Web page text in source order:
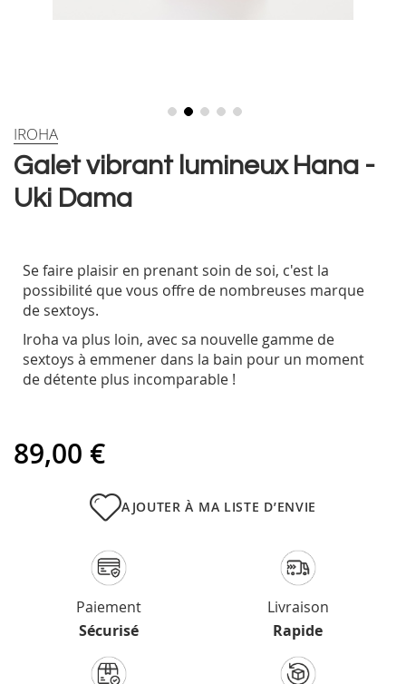
Skip
the
beginning
Galet vibrant lumineux Hana -
Uki Dama
IROHA
Se faire plaisir en prenant soin de soi, c'est la
possibilité que vous offre de nombreuses marque
de sextoys.
Iroha va plus loin, avec sa nouvelle gamme de
sextoys à emmener dans la bain pour un moment
de détente plus incomparable !
89,00 €
AJOUTER À MA LISTE D’ENVIE
Paiement
Sécurisé
Livraison
Rapide